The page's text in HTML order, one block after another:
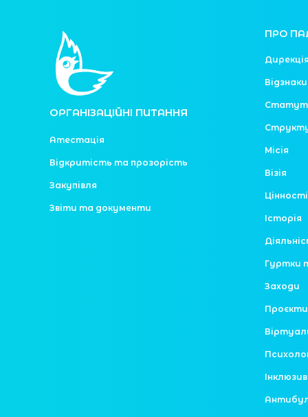
ОРГАНІЗАЦІЙНІ ПИТАННЯ
Атестація
Відкритість та прозорість
Закупівля
Звіти та документи
ПРО
Дирекція
Відзнаки
Статут
Місія
Візія
Цінності
Історія
Гуртки
Заходи
Проєкти